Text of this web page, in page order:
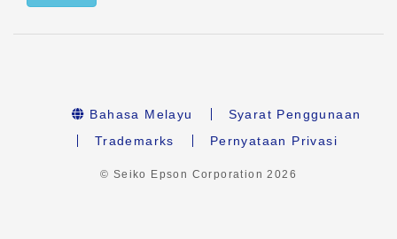
Bahasa Melayu
Syarat Penggunaan
Trademarks
Pernyataan Privasi
© Seiko Epson Corporation2026